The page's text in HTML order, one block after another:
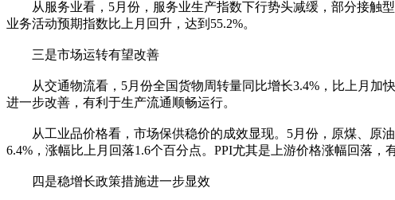
从服务业看，5月份，服务业生产指数下行势头减缓，部分接触型
业务活动预期指数比上月回升，达到55.2%。
三是市场运转有望改善
从交通物流看，5月份全国货物周转量同比增长3.4%，比上月加
进一步改善，有利于生产流通顺畅运行。
从工业品价格看，市场保供稳价的成效显现。5月份，原煤、原油
6.4%，涨幅比上月回落1.6个百分点。PPI尤其是上游价格涨幅回落，
四是稳增长政策措施进一步显效